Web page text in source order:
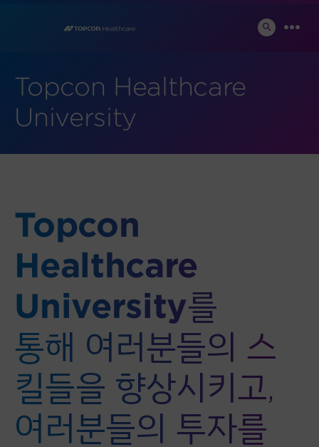
SEARCH
Topcon Healthcare
University
Topcon
Healthcare
University를
통해 여러분들의 스
킬들을 향상시키고,
여러분들의 투자를